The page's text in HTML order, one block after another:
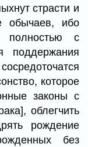
страсти и
обычаев, ибо
полностью с
поддержания
которое
законы с
облегчить
рождение
без